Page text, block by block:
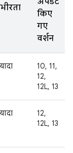
किए
गए
वर्शन
10, 11,
12,
12L, 13
12,
12L, 13